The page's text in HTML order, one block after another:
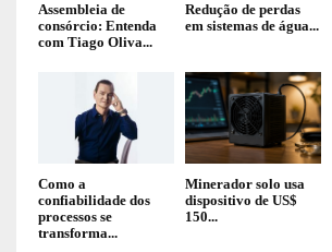
Assembleia de
consórcio: Entenda
com Tiago Oliva...
Redução de perdas
em sistemas de água...
Como a
confiabilidade dos
processos se
transforma...
Minerador solo usa
dispositivo de US$
150...